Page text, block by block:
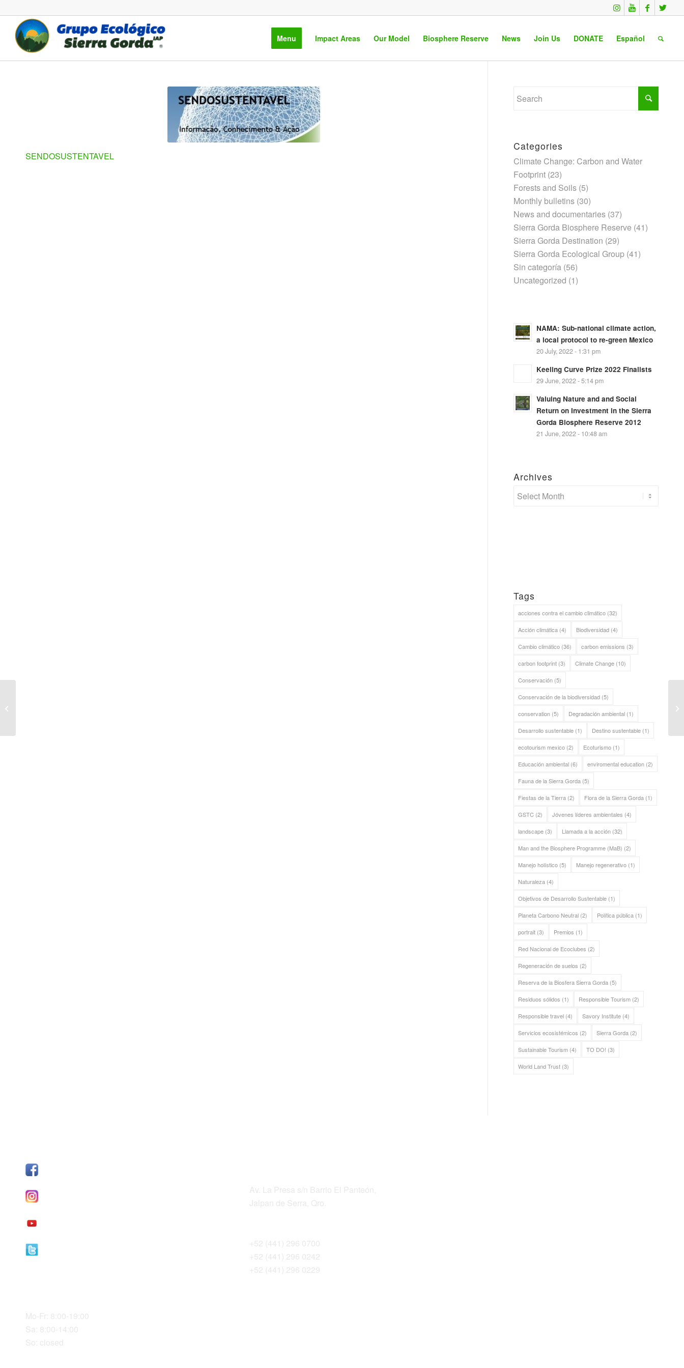
Menu Impact Areas Our Model Biosphere Reserve News Join Us DONATE Español
SENDOSUSTENTAVEL
Categories
Climate Change: Carbon and Water
Footprint (23)
Forests and Soils (5)
Monthly bulletins (30)
News and documentaries (37)
Sierra Gorda Biosphere Reserve (41)
Sierra Gorda Destination (29)
Sierra Gorda Ecological Group (41)
Sin categoría (56)
Uncategorized (1)
NAMA: Sub-national climate action,
a local protocol to re-green Mexico
20 July, 2022 - 1:31 pm
Keeling Curve Prize 2022 Finalists
29 June, 2022 - 5:14 pm
Valuing Nature and and Social
Return on Investment in the Sierra
Gorda Biosphere Reserve 2012
21 June, 2022 - 10:48 am
Archives
Tags
acciones contra el cambio climático (32)
Acción climática (4) Biodiversidad (4)
Cambio climático (36) carbon emissions (3)
carbon footprint (3) Climate Change (10)
Conservación (5)
Conservación de la biodiversidad (5)
conservation (5) Degradación ambiental (1)
Desarrollo sustentable (1) Destino sustentable (1)
ecotourism mexico (2) Ecoturismo (1)
Educación ambiental (6) enviromental education (2)
Fauna de la Sierra Gorda (5)
Fiestas de la Tierra (2) Flora de la Sierra Gorda (1)
GSTC (2) Jóvenes líderes ambientales (4)
landscape (3) Llamada a la acción (32)
Man and the Biosphere Programme (MaB) (2)
Manejo holístico (5) Manejo regenerativo (1)
Naturaleza (4)
Objetivos de Desarrollo Sustentable (1)
Planeta Carbono Neutral (2) Política pública (1)
portrait (3) Premios (1)
Red Nacional de Ecoclubes (2)
Regeneración de suelos (2)
Reserva de la Biosfera Sierra Gorda (5)
Residuos sólidos (1) Responsible Tourism (2)
Responsible travel (4) Savory Institute (4)
Servicios ecosistémicos (2) Sierra Gorda (2)
Sustainable Tourism (4) TO DO! (3)
World Land Trust (3)